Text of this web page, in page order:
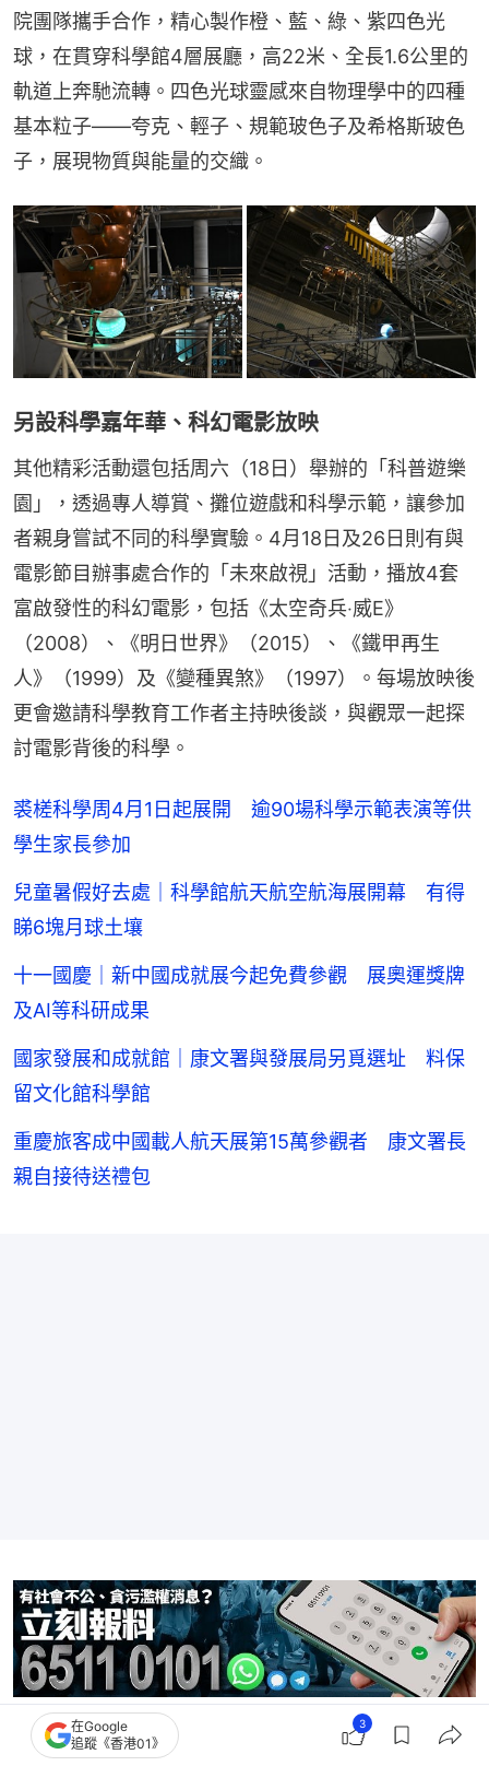
院團隊攜手合作，精心製作橙、藍、綠、紫四色光
球，在貫穿科學館4層展廳，高22米、全長1.6公里的
軌道上奔馳流轉。四色光球靈感來自物理學中的四種
基本粒子——夸克、輕子、規範玻色子及希格斯玻色
子，展現物質與能量的交織。
另設科學嘉年華、科幻電影放映
其他精彩活動還包括周六（18日）舉辦的「科普遊樂
園」，透過專人導賞、攤位遊戲和科學示範，讓參加
者親身嘗試不同的科學實驗。4月18日及26日則有與
電影節目辦事處合作的「未來啟視」活動，播放4套
富啟發性的科幻電影，包括《太空奇兵‧威E》
（2008）、《明日世界》（2015）、《鐵甲再生
人》（1999）及《變種異煞》（1997）。每場放映後
更會邀請科學教育工作者主持映後談，與觀眾一起探
討電影背後的科學。
裘槎科學周4月1日起展開 逾90場科學示範表演等供
學生家長參加
兒童暑假好去處｜科學館航天航空航海展開幕 有得
睇6塊月球土壤
十一國慶｜新中國成就展今起免費參觀 展奧運獎牌
及AI等科研成果
國家發展和成就館｜康文署與發展局另覓選址 料保
留文化館科學館
重慶旅客成中國載人航天展第15萬參觀者 康文署長
親自接待送禮包
科學館 攝影展覽 本地科學展覽
在Google
追蹤《香港01》
3